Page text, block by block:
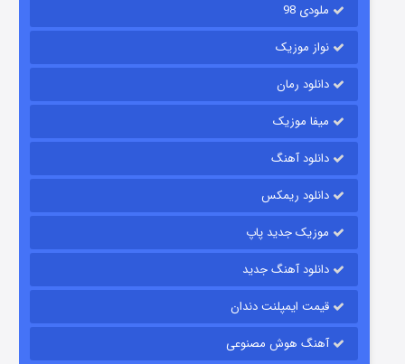
قسمت۱۵ (دوبله) منتشر شد
ملودی 98
نواز موزیک
دانلود رمان
میفا موزیک
دانلود آهنگ
دانلود ریمکس
موزیک جدید پاپ
دانلود آهنگ جدید
قیمت ایمپلنت دندان
آهنگ هوش مصنوعی